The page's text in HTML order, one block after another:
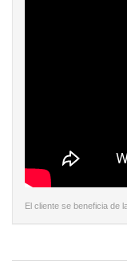
El cliente se beneficia de